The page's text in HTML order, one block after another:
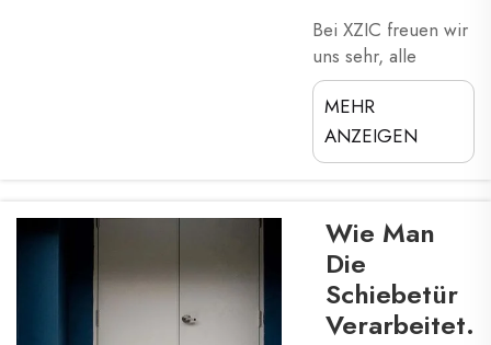
Bei XZIC freuen wir
uns sehr, alle
Kunden einzuladen,
unseren Showroom
zu besuchen! Dies
ist nicht nur ein Ort,
Raum, in dem Sie
das Beste erleben
können, was wir zu
bieten haben. Unser
MEHR
ANZEIGEN
Wie Man
Die
Schiebetür
Verarbeitet.